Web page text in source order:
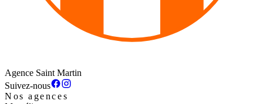
Agence Saint Martin
Suivez-nous
Nos agences